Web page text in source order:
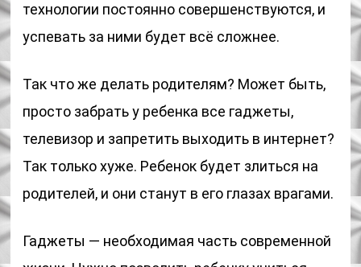
технологии постоянно совершенствуются, и
успевать за ними будет всё сложнее.
Так что же делать родителям? Может быть,
просто забрать у ребенка все гаджеты,
телевизор и запретить выходить в интернет?
Так только хуже. Ребенок будет злиться на
родителей, и они станут в его глазах врагами.
Гаджеты — необходимая часть современной